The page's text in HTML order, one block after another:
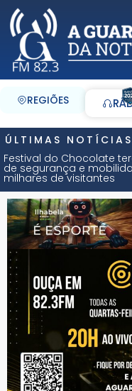
REGIÕES
ÚLTIMAS NOTÍCIAS
Festival do Chocolate
de segurança e
milhares de visitantes